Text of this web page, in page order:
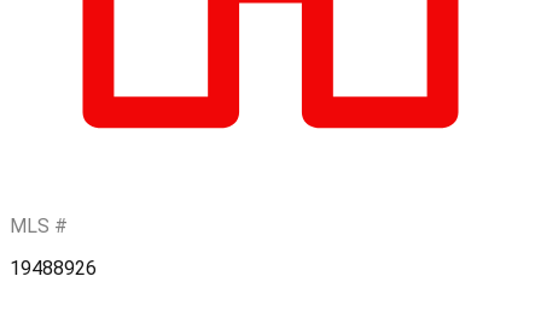
MLS #
19488926